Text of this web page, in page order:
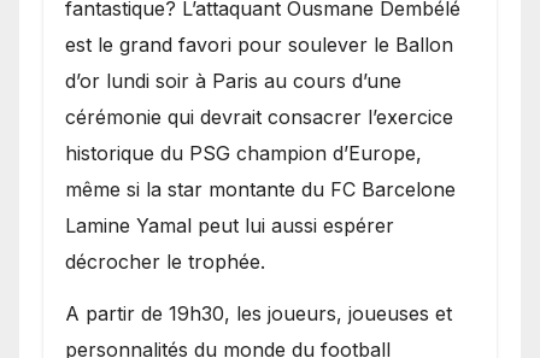
fantastique? L’attaquant Ousmane Dembélé
est le grand favori pour soulever le Ballon
d’or lundi soir à Paris au cours d’une
cérémonie qui devrait consacrer l’exercice
historique du PSG champion d’Europe,
même si la star montante du FC Barcelone
Lamine Yamal peut lui aussi espérer
décrocher le trophée.
A partir de 19h30, les joueurs, joueuses et
personnalités du monde du football